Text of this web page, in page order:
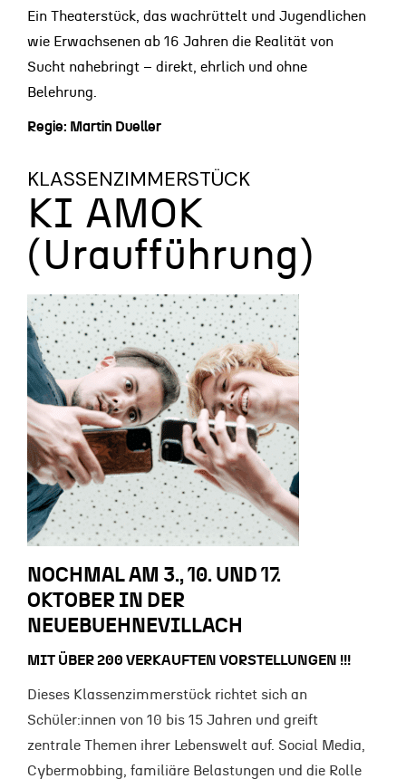
Ein Theaterstück, das wachrüttelt und Jugendlichen
wie Erwachsenen ab 16 Jahren die Realität von
Sucht nahebringt – direkt, ehrlich und ohne
Belehrung.
Regie: Martin Dueller
KLASSENZIMMERSTÜCK
KI AMOK
(Uraufführung)
NOCHMAL AM 3., 10. UND 17.
OKTOBER IN DER
NEUEBUEHNEVILLACH
MIT ÜBER 200 VERKAUFTEN VORSTELLUNGEN !!!
Dieses Klassenzimmerstück richtet sich an
Schüler:innen von 10 bis 15 Jahren und greift
zentrale Themen ihrer Lebenswelt auf. Social Media,
Cybermobbing, familiäre Belastungen und die Rolle